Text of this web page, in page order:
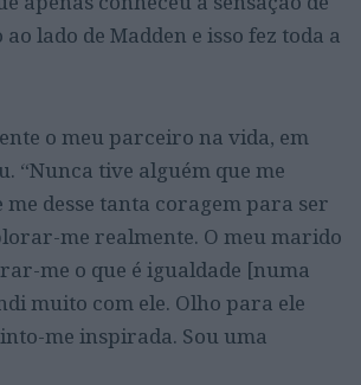
lado de Madden e isso fez toda a
o meu parceiro na vida, em
“Nunca tive alguém que me
me desse tanta coragem para ser
me realmente. O meu marido
me o que é igualdade [numa
muito com ele. Olho para ele
me inspirada. Sou uma